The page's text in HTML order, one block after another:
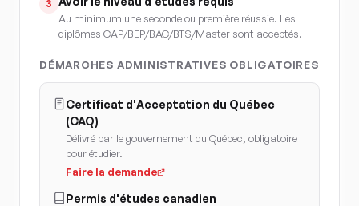
3
Au minimum une seconde ou première réussie. Les
diplômes CAP/BEP/BAC/BTS/Master sont acceptés.
DÉMARCHES ADMINISTRATIVES OBLIGATOIRES
Certificat d'Acceptation du Québec
(CAQ)
Délivré par le gouvernement du Québec, obligatoire
pour étudier.
Faire la demande
Permis d'études canadien